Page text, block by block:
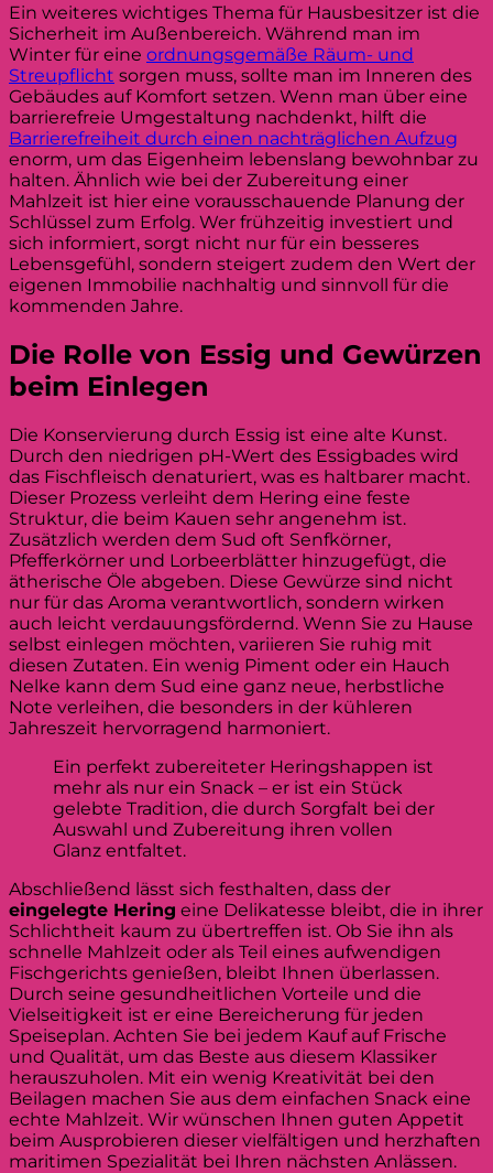
Ein weiteres wichtiges Thema für Hausbesitzer ist die
Sicherheit im Außenbereich. Während man im
Winter für eine ordnungsgemäße Räum- und
Streupflicht sorgen muss, sollte man im Inneren des
Gebäudes auf Komfort setzen. Wenn man über eine
barrierefreie Umgestaltung nachdenkt, hilft die
Barrierefreiheit durch einen nachträglichen Aufzug
enorm, um das Eigenheim lebenslang bewohnbar zu
halten. Ähnlich wie bei der Zubereitung einer
Mahlzeit ist hier eine vorausschauende Planung der
Schlüssel zum Erfolg. Wer frühzeitig investiert und
sich informiert, sorgt nicht nur für ein besseres
Lebensgefühl, sondern steigert zudem den Wert der
eigenen Immobilie nachhaltig und sinnvoll für die
kommenden Jahre.
Die Rolle von Essig und Gewürzen
beim Einlegen
Die Konservierung durch Essig ist eine alte Kunst.
Durch den niedrigen pH-Wert des Essigbades wird
das Fischfleisch denaturiert, was es haltbarer macht.
Dieser Prozess verleiht dem Hering eine feste
Struktur, die beim Kauen sehr angenehm ist.
Zusätzlich werden dem Sud oft Senfkörner,
Pfefferkörner und Lorbeerblätter hinzugefügt, die
ätherische Öle abgeben. Diese Gewürze sind nicht
nur für das Aroma verantwortlich, sondern wirken
auch leicht verdauungsfördernd. Wenn Sie zu Hause
selbst einlegen möchten, variieren Sie ruhig mit
diesen Zutaten. Ein wenig Piment oder ein Hauch
Nelke kann dem Sud eine ganz neue, herbstliche
Note verleihen, die besonders in der kühleren
Jahreszeit hervorragend harmoniert.
Ein perfekt zubereiteter Heringshappen ist
mehr als nur ein Snack – er ist ein Stück
gelebte Tradition, die durch Sorgfalt bei der
Auswahl und Zubereitung ihren vollen
Glanz entfaltet.
Abschließend lässt sich festhalten, dass der
eingelegte Hering eine Delikatesse bleibt, die in ihrer
Schlichtheit kaum zu übertreffen ist. Ob Sie ihn als
schnelle Mahlzeit oder als Teil eines aufwendigen
Fischgerichts genießen, bleibt Ihnen überlassen.
Durch seine gesundheitlichen Vorteile und die
Vielseitigkeit ist er eine Bereicherung für jeden
Speiseplan. Achten Sie bei jedem Kauf auf Frische
und Qualität, um das Beste aus diesem Klassiker
herauszuholen. Mit ein wenig Kreativität bei den
Beilagen machen Sie aus dem einfachen Snack eine
echte Mahlzeit. Wir wünschen Ihnen guten Appetit
beim Ausprobieren dieser vielfältigen und herzhaften
maritimen Spezialität bei Ihren nächsten Anlässen.